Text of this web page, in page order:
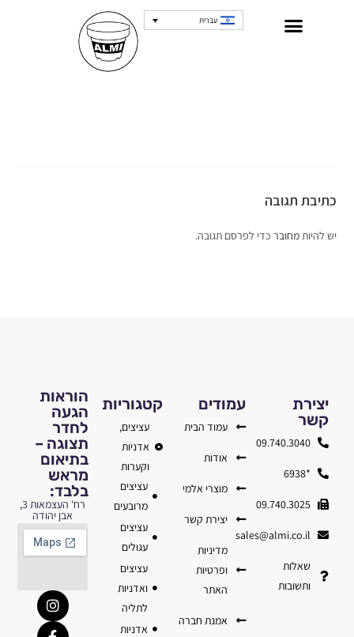
עברית
כתיבת תגובה
יש להיותמחובר כדי לפרסם תגובה.
הוראות
הגעה
לחדר
תצוגה –
בתיאום
מראש
בלבד:
רח' העצמאות 3,
אבן יהודה
קטגוריות
עציצים,
אדניות
וקערות
עציצים
מרובעים
עציצים
עגולים
עציצים
ואדניות
לתליה
אדניות
עמודים
עמוד הבית
אודות
מוצרי אלמי
יצירת קשר
מדיניות
ופרטיות
האתר
אמנת חברה
יצירת
קשר
09.740.3040
*6938
09.740.3025
sales@almi.co.il
שאלות
ותשובות